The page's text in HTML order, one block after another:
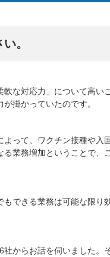
。
な対応力」について高
掛かっていたのです。
って、ワクチン接種や入
業務増加ということで
できる業務は可能な限
社からお話を伺いました